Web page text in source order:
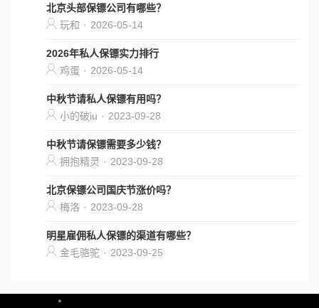
北京头部保镖公司有哪些？
玩和 · 2026-05-14
2026年私人保镖实力排行
鸡蛋 · 2026-05-14
中秋节请私人保镖有用吗？
小的破iu · 2023-09-28
中秋节请保镖需要多少钱？
拥抱精灵 · 2023-09-28
北京保镖公司国庆节涨价吗？
梅洛 · 2023-09-28
明星雇佣私人保镖的渠道有哪些？
金毛骆驼 · 2023-09-25